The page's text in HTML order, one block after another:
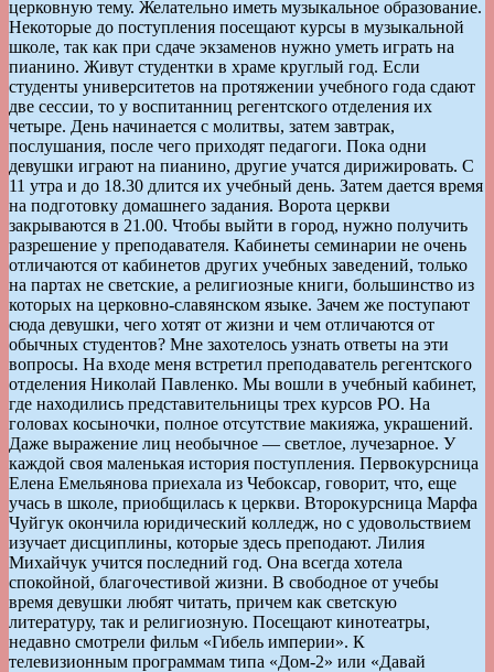
церковную тему. Желательно иметь музыкальное образование.
Некоторые до поступления посещают курсы в музыкальной
школе, так как при сдаче экзаменов нужно уметь играть на
пианино. Живут студентки в храме круглый год. Если
студенты университетов на протяжении учебного года сдают
две сессии, то у воспитанниц регентского отделения их
четыре. День начинается с молитвы, затем завтрак,
послушания, после чего приходят педагоги. Пока одни
девушки играют на пианино, другие учатся дирижировать. С
11 утра и до 18.30 длится их учебный день. Затем дается время
на подготовку домашнего задания. Ворота церкви
закрываются в 21.00. Чтобы выйти в город, нужно получить
разрешение у преподавателя. Кабинеты семинарии не очень
отличаются от кабинетов других учебных заведений, только
на партах не светские, а религиозные книги, большинство из
которых на церковно-славянском языке. Зачем же поступают
сюда девушки, чего хотят от жизни и чем отличаются от
обычных студентов? Мне захотелось узнать ответы на эти
вопросы. На входе меня встретил преподаватель регентского
отделения Николай Павленко. Мы вошли в учебный кабинет,
где находились представительницы трех курсов РО. На
головах косыночки, полное отсутствие макияжа, украшений.
Даже выражение лиц необычное — светлое, лучезарное. У
каждой своя маленькая история поступления. Первокурсница
Елена Емельянова приехала из Чебоксар, говорит, что, еще
учась в школе, приобщилась к церкви. Второкурсница Марфа
Чуйгук окончила юридический колледж, но с удовольствием
изучает дисциплины, которые здесь преподают. Лилия
Михайчук учится последний год. Она всегда хотела
спокойной, благочестивой жизни. В свободное от учебы
время девушки любят читать, причем как светскую
литературу, так и религиозную. Посещают кинотеатры,
недавно смотрели фильм «Гибель империи». К
телевизионным программам типа «Дом-2» или «Давай